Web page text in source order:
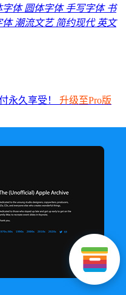
体圆体字体手写字体书
体潮流文艺简约现代英文
永久享受！ 升级至Pro版